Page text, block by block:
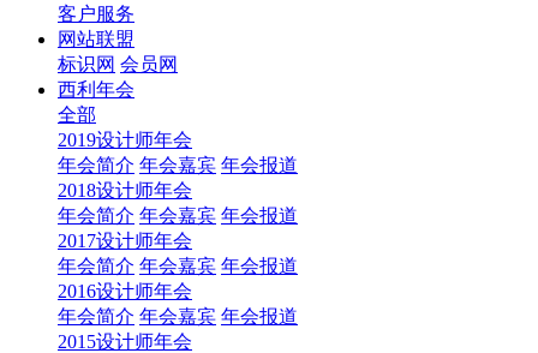
客户服务
网站联盟
标识网 会员网
西利年会
全部
2019设计师年会
年会简介 年会嘉宾 年会报道
2018设计师年会
年会简介 年会嘉宾 年会报道
2017设计师年会
年会简介 年会嘉宾 年会报道
2016设计师年会
年会简介 年会嘉宾 年会报道
2015设计师年会